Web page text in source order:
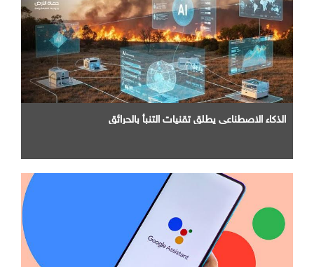
الذكاء الاصطناعي يطلق تقنيات التنبأ بالحرائق